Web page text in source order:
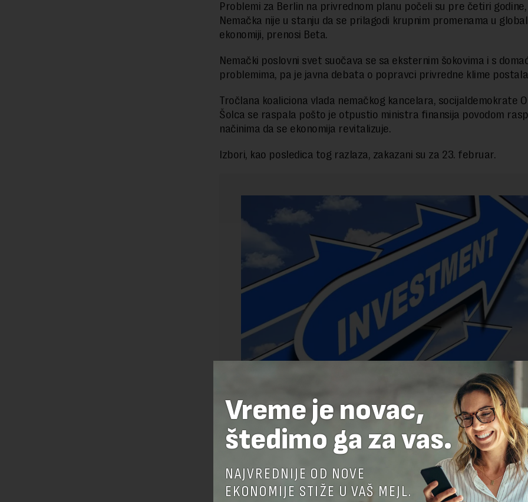
Problemi za Berlin na privrednom planu počeli su pre četiri
Nemačka nije u stanju da se prilagodi krupnim promenama u
ekonomiji, prenosi Beta.
Nemački poslovni svet suočava se sa eksternim šokovima i s
problemima, pa je javna debata o popravci privredne klime
Tročlana koaliciona vlada nemačkog kancelara, socijaldemokrate
Šolca se raspala pošto je otpustio ministra finansija povodom
načinima da se ekonomija revitalizuje.
Izbori, kao posledica tog razlaza, zakazani su za 23. februar.
Vreme je novac,
štedimo ga za vas.
NAJVREDNIJE OD NOVE
EKONOMIJE STIŽE U VAŠ MEJL.